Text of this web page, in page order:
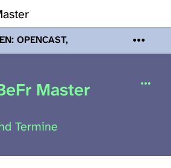
OPENCAST,
Mi 19. August
den Opencast-
Podcasts,Master
Termine